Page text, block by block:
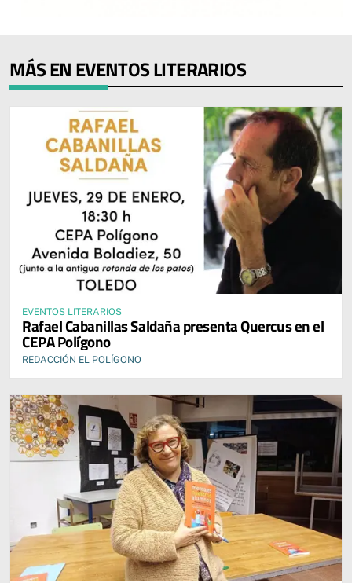
MÁS EN EVENTOS LITERARIOS
EVENTOS LITERARIOS
Rafael Cabanillas Saldaña presenta Quercus en el
CEPA Polígono
REDACCIÓN EL POLÍGONO